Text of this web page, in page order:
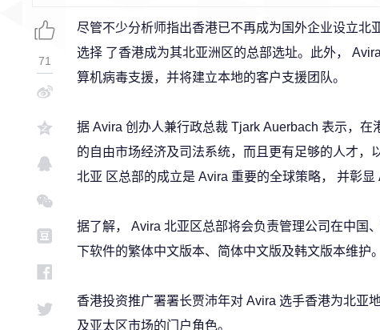
尽管不少分析师指出香港已不再成为国外企业设立北
选择 了香港成为其北亚洲区的总部选址。此外，
算机病毒支援，并将建立本地的客户支援团队。
据 Avira 创办人兼行政总裁 Tjark Auerbach 表示，
的自由市场经济及司法系统，而且更有足够的人才，
北亚 区总部的成立是 Avira 重要的全球策略， 并彰显
据了解， Avira 北亚区总部将会负责管理公司在中国
下软件的繁体中文版本、简体中文版及韩文版本维护。
香港投资推广署署长贾沛年对 Avira 选手香港为北亚
及亚太区市场的门户角色。
71